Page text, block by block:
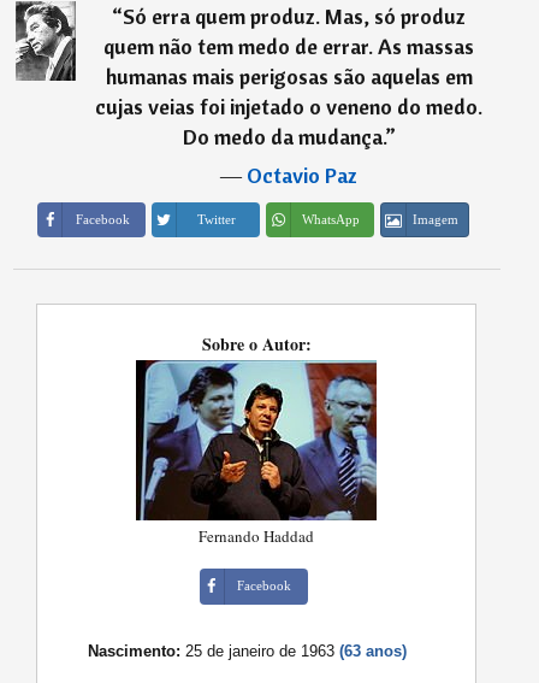
“Só erra quem produz. Mas, só produz
quem não tem medo de errar. As massas
humanas mais perigosas são aquelas em
cujas veias foi injetado o veneno do medo.
Do medo da mudança.”
―Octavio Paz
Facebook Twitter WhatsApp Imagem
Sobre o Autor:
Fernando Haddad
Facebook
Nascimento: 25 de janeiro de 1963(63 anos)